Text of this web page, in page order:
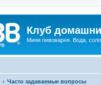
Клуб
Мини пивоварня. Вода,
Часто задаваемые вопросы